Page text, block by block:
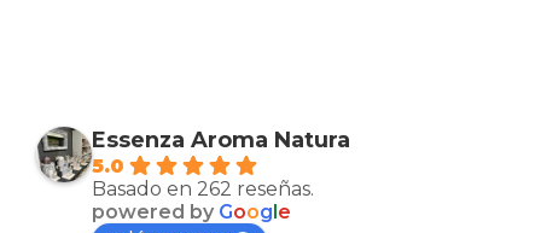
Essenza Aroma Natura
5.0
Basado en 262 reseñas.
powered by Goog e